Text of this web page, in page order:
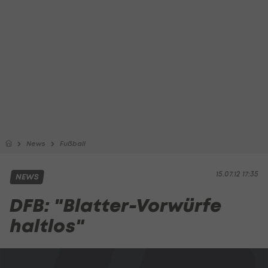
News Fußball
15.07.12 17:35
NEWS
DFB: "Blatter-Vorwürfe
haltlos"